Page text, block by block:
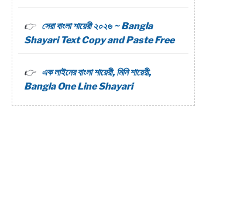
সেরা বাংলা শায়েরী ২০২৬ ~ Bangla
Shayari Text Copy and Paste Free
এক লাইনের বাংলা শায়েরী, মিনি শায়েরী,
Bangla One Line Shayari